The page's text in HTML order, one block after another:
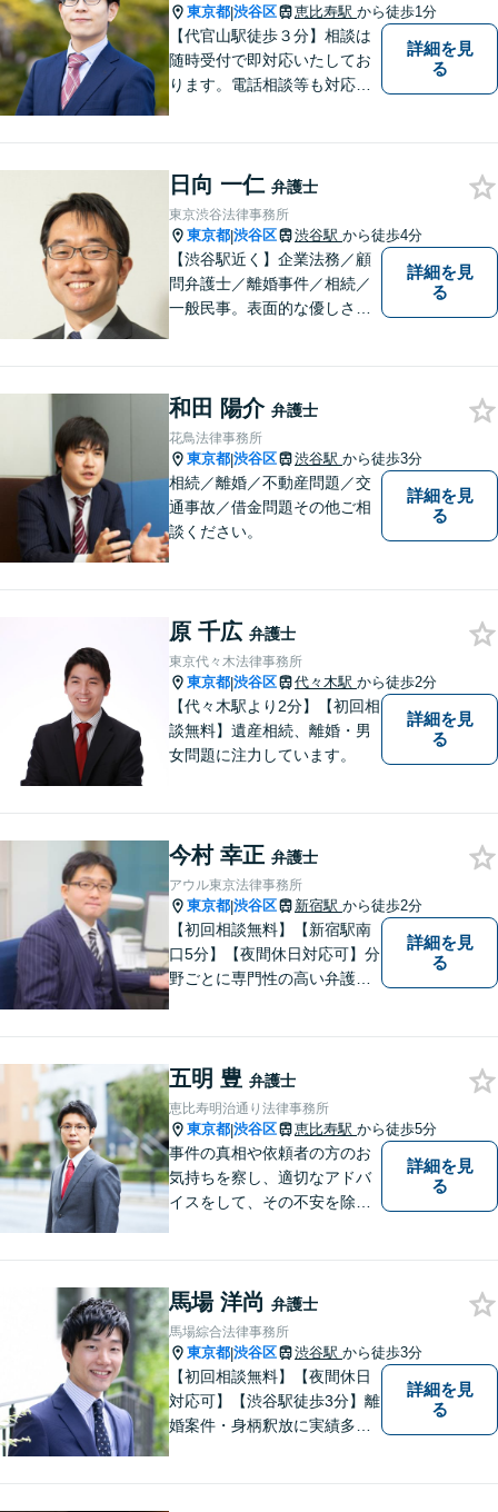
東京都|渋谷区 恵比寿駅 から徒歩1分
【代官山駅徒歩３分】相談は
随時受付で即対応いたしてお
ります。電話相談等も対応可
詳細を見
る
日向 一仁 弁護士
東京渋谷法律事務所
東京都|渋谷区 渋谷駅 から徒歩4分
【渋谷駅近く】企業法務／顧
問弁護士／離婚事件／相続／
一般民事。表面的な優しさだ
をしております。お気軽にご
相談ください。
詳細を見
る
和田 陽介 弁護士
花鳥法律事務所
東京都|渋谷区 渋谷駅 から徒歩3分
相続／離婚／不動産問題／交
通事故／借金問題その他ご相
談ください。
詳細を見
る
原 千広 弁護士
東京代々木法律事務所
東京都|渋谷区 代々木駅 から徒歩2分
【代々木駅より2分】【初回相
談無料】遺産相続、離婚・男
女問題に注力しています。
詳細を見
る
今村 幸正 弁護士
アウル東京法律事務所
東京都|渋谷区 新宿駅 から徒歩2分
【初回相談無料】【新宿駅南
口5分】【夜間休日対応可】分
野ごとに専門性の高い弁護士
詳細を見
る
五明 豊 弁護士
恵比寿明治通り法律事務所
東京都|渋谷区 恵比寿駅 から徒歩5分
事件の真相や依頼者の方のお
気持ちを察し、適切なアドバ
イスをして、その不安を除去
詳細を見
る
馬場 洋尚 弁護士
馬場綜合法律事務所
東京都|渋谷区 渋谷駅 から徒歩3分
【初回相談無料】【夜間休日
対応可】【渋谷駅徒歩3分】離
婚案件・身柄釈放に実績多数
詳細を見
る